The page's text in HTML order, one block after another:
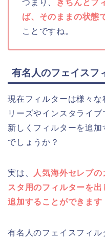
つまり、
きちんとフ
ば、そのままの状態
ことですね。
有名人のフェイスフ
現在フィルターは様々
リーズやインスタライ
新しくフィルターを追
でしょうか？
実は、
人気海外セレブ
スタ用のフィルターを
追加することができます
有名人のフェイスフィ